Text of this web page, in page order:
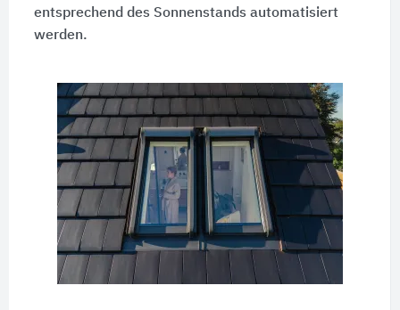
entsprechend des Sonnenstands automatisiert
werden.